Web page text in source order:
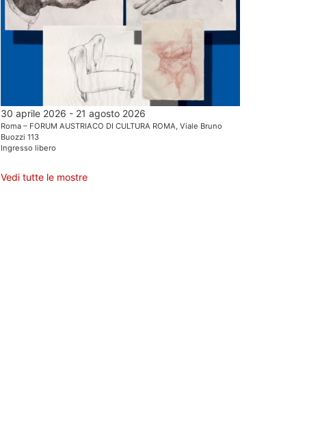
30 aprile 2026 - 21 agosto 2026
Roma – FORUM AUSTRIACO DI CULTURA ROMA, Viale Bruno
Buozzi 113
Ingresso libero
Vedi tutte le mostre